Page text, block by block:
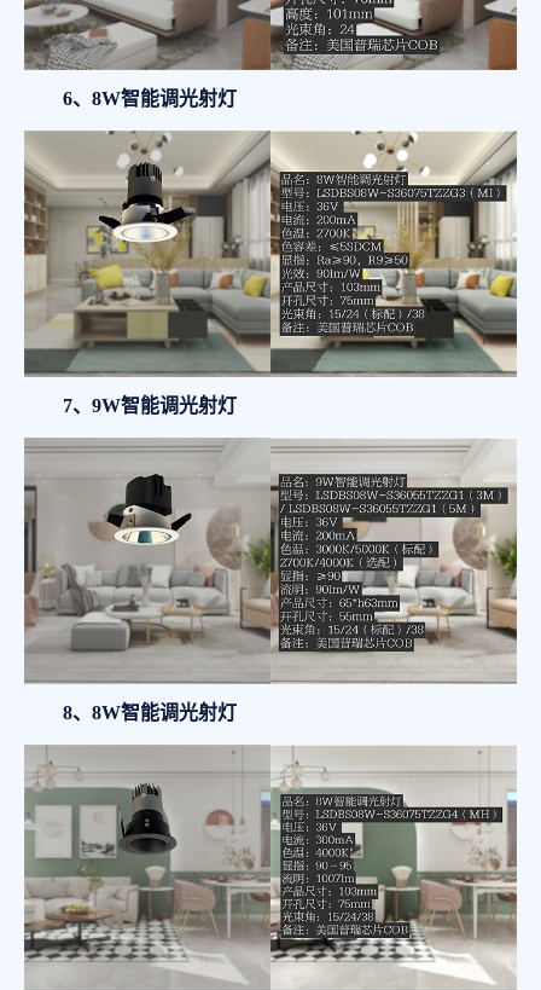
6、8W智能调光射灯
7、9W智能调光射灯
8、8W智能调光射灯